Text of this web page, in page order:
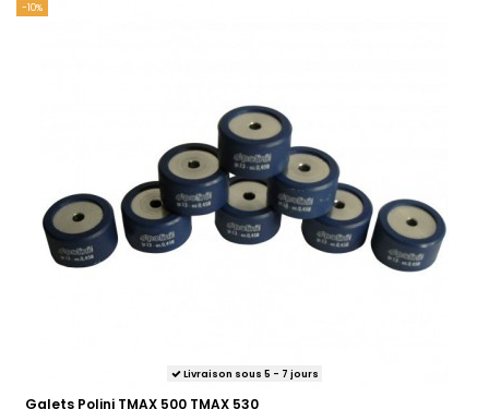
-10%
Livraison sous 5 - 7 jours
Galets Polini TMAX 500 TMAX 530